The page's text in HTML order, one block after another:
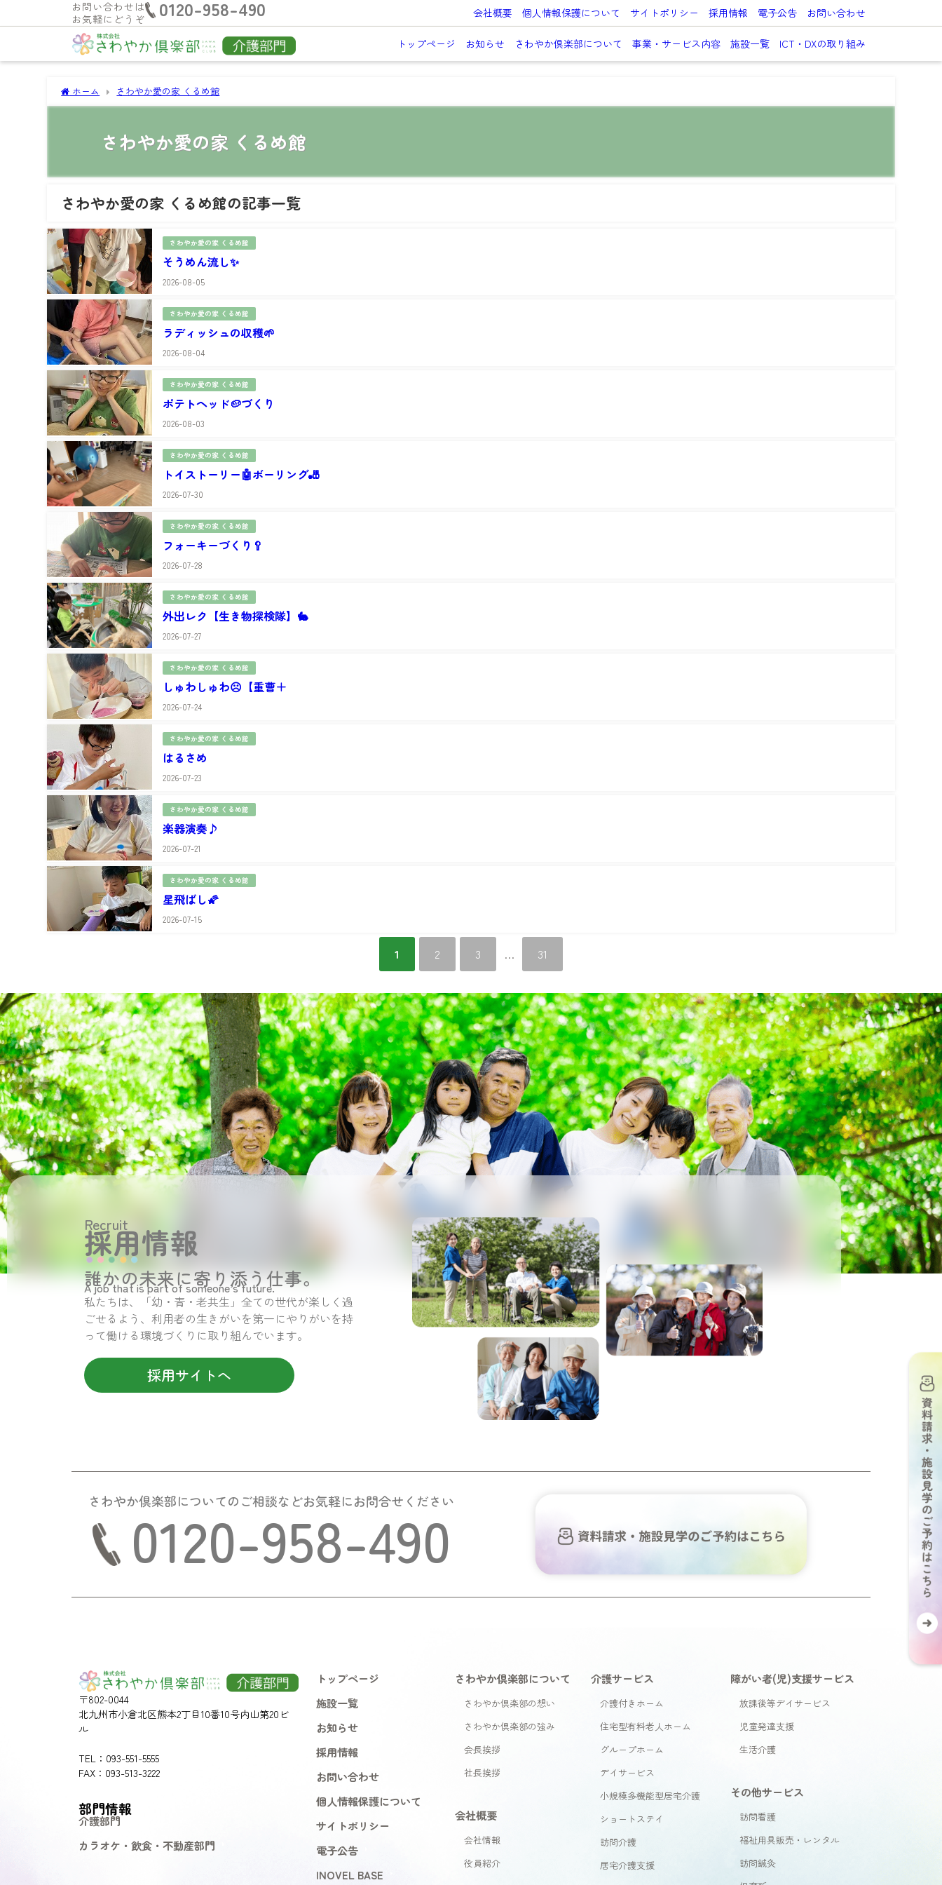
お問い合わせは
お気軽にどうぞ
0120-958-490 会社概要 個人情報保護について サイトポリシー 採用情報 電子公告 お問い合わせ
トップページ お知らせ さわやか倶楽部について 事業・サービス内容 施設一覧 ICT・DXの取り組み
ホーム さわやか愛の家 くるめ館
さわやか愛の家 くるめ館
さわやか愛の家 くるめ館の記事一覧
さわやか愛の家 くるめ館
そうめん流し✨
2026-08-05
さわやか愛の家 くるめ館
ラディッシュの収穫🌱
2026-08-04
さわやか愛の家 くるめ館
ポテトヘッド🥔づくり
2026-08-03
さわやか愛の家 くるめ館
トイストーリー🤖ボーリング🎳
2026-07-30
さわやか愛の家 くるめ館
フォーキーづくり🥄
2026-07-28
さわやか愛の家 くるめ館
外出レク【生き物探検隊】🐇
2026-07-27
さわやか愛の家 くるめ館
しゅわしゅわ☹【重曹＋
2026-07-24
さわやか愛の家 くるめ館
はるさめ
2026-07-23
さわやか愛の家 くるめ館
楽器演奏♪
2026-07-21
さわやか愛の家 くるめ館
星飛ばし🌠
2026-07-15
1 2 3 … 31
Recruit
採用情報
誰かの未来に寄り添う仕事。
A job that is part of someone’s future.
私たちは、「幼・青・老共生」全ての世代が楽しく過
ごせるよう、利用者の生きがいを第一にやりがいを持
って働ける環境づくりに取り組んでいます。
採用サイトへ
さわやか倶楽部についてのご相談などお気軽にお問合せください
0120-958-490
〒802-0044
北九州市小倉北区熊本2丁目10番10号内山第20ビ
ル
TEL：093-551-5555
FAX：093-513-3222
部門情報
介護部門
カラオケ・飲食・不動産部門
トップページ
施設一覧
お知らせ
採用情報
お問い合わせ
個人情報保護について
サイトポリシー
電子公告
INOVEL BASE
さわやか倶楽部について
さわやか倶楽部の想い
さわやか倶楽部の強み
会長挨拶
社長挨拶
会社概要
会社情報
役員紹介
介護サービス
介護付きホーム
住宅型有料老人ホーム
グループホーム
デイサービス
小規模多機能型居宅介護
ショートステイ
訪問介護
居宅介護支援
障がい者(児)支援サービス
放課後等デイサービス
児童発達支援
生活介護
その他サービス
訪問看護
福祉用具販売・レンタル
訪問鍼灸